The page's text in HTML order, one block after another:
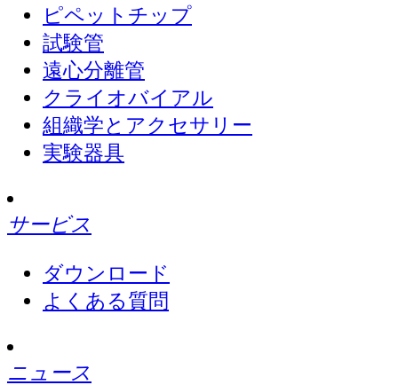
ピペットチップ
試験管
遠心分離管
クライオバイアル
組織学とアクセサリー
実験器具
サービス
ダウンロード
よくある質問
ニュース